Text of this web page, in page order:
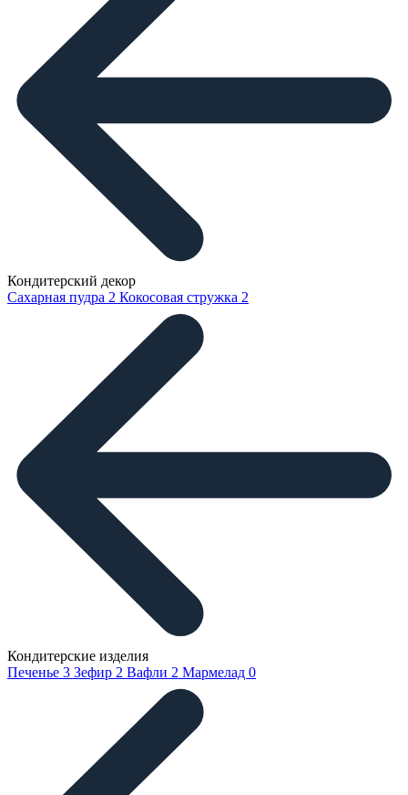
Кондитерский декор
Сахарная пудра 2 Кокосовая стружка 2
Кондитерские изделия
Печенье 3 Зефир 2 Вафли 2 Мармелад 0